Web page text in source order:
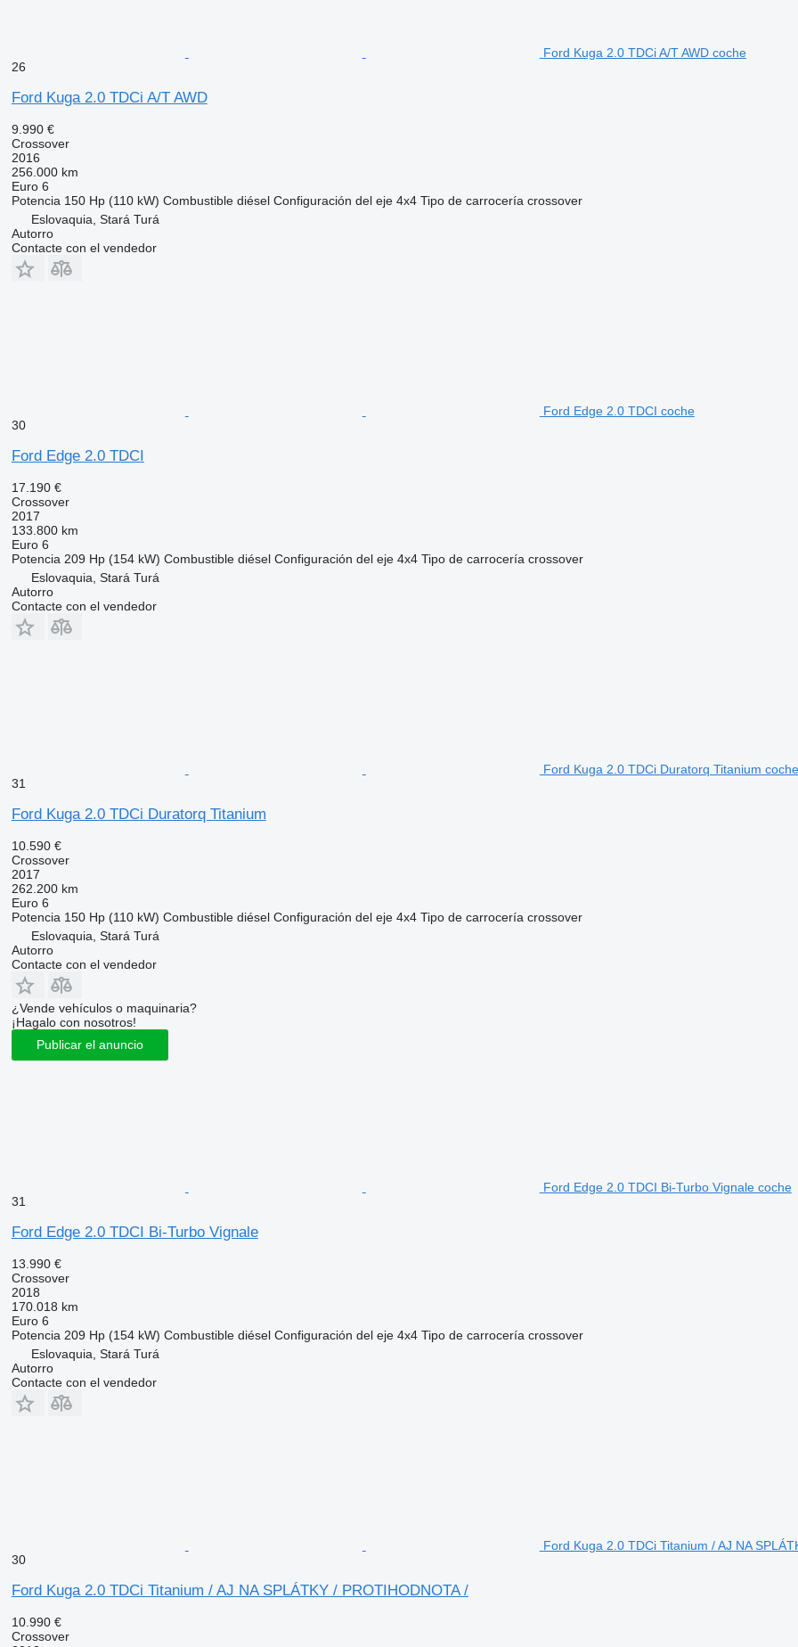
Ford Kuga 2.0 TDCi A/T AWD coche
26
Ford Kuga 2.0 TDCi A/T AWD
9.990 €
Crossover
2016
256.000 km
Euro 6
Potencia 150 Hp (110 kW) Combustible diésel Configuración del eje 4x4 Tipo de carrocería crossover
Eslovaquia, Stará Turá
Autorro
Contacte con el vendedor
Ford Edge 2.0 TDCI coche
30
Ford Edge 2.0 TDCI
17.190 €
Crossover
2017
133.800 km
Euro 6
Potencia 209 Hp (154 kW) Combustible diésel Configuración del eje 4x4 Tipo de carrocería crossover
Eslovaquia, Stará Turá
Autorro
Contacte con el vendedor
Ford Kuga 2.0 TDCi Duratorq Titanium coche
31
Ford Kuga 2.0 TDCi Duratorq Titanium
10.590 €
Crossover
2017
262.200 km
Euro 6
Potencia 150 Hp (110 kW) Combustible diésel Configuración del eje 4x4 Tipo de carrocería crossover
Eslovaquia, Stará Turá
Autorro
Contacte con el vendedor
¿Vende vehículos o maquinaria?
¡Hagalo con nosotros!
Publicar el anuncio
Ford Edge 2.0 TDCI Bi-Turbo Vignale coche
31
Ford Edge 2.0 TDCI Bi-Turbo Vignale
13.990 €
Crossover
2018
170.018 km
Euro 6
Potencia 209 Hp (154 kW) Combustible diésel Configuración del eje 4x4 Tipo de carrocería crossover
Eslovaquia, Stará Turá
Autorro
Contacte con el vendedor
Ford Kuga 2.0 TDCi Titanium / AJ NA
30
Ford Kuga 2.0 TDCi Titanium / AJ NA SPLÁTKY / PROTIHODNOTA /
10.990 €
Crossover